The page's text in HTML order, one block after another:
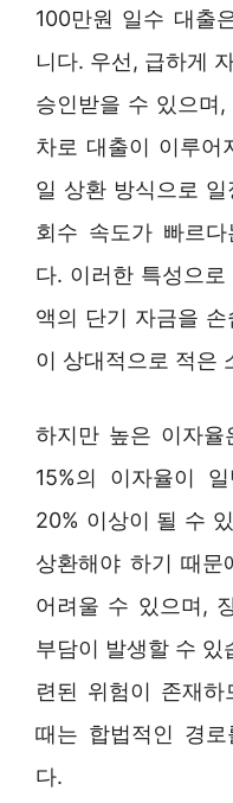
100만원 일수 대출
니다. 우선, 급하게
승인받을 수 있으며
차로 대출이 이루어
일 상환 방식으로
회수 속도가 빠르
다. 이러한 특성으
액의 단기 자금을
이 상대적으로 적은
하지만 높은 이자율
15%의 이자율이
20% 이상이 될 수
상환해야 하기 때
어려울 수 있으며,
부담이 발생할 수
련된 위험이 존재
때는 합법적인 경
다.